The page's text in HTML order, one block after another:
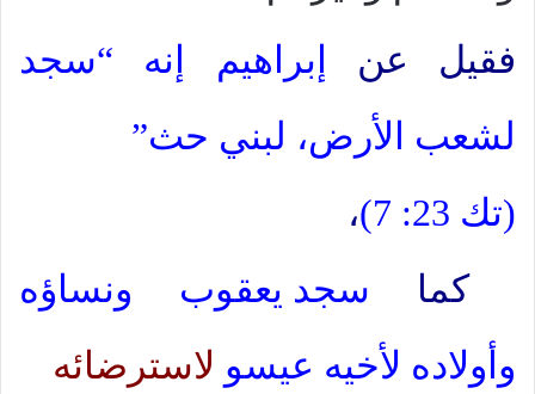
فقيل عن
إبراهيم إنه “سجد
لشعب الأرض، لبني حث”
(تك 23: 7)
،
كما سجد يعقوب ونساؤه
وأولاده لأخيه عيسو لاسترضائه